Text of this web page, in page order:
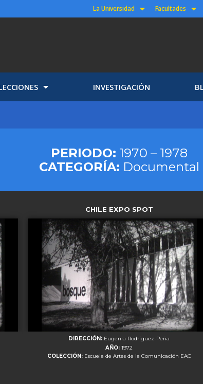
La Universidad Facultades
INVESTIGACIÓN
PERIODO: 1970 – 1978
CATEGORÍA: Documental
CHILE EXPO SPOT
DIRECCIÓN: Eugenia Rodríguez-Peña
AÑO:1972
COLECCIÓN: Escuela de Artes de la Comunicación EAC